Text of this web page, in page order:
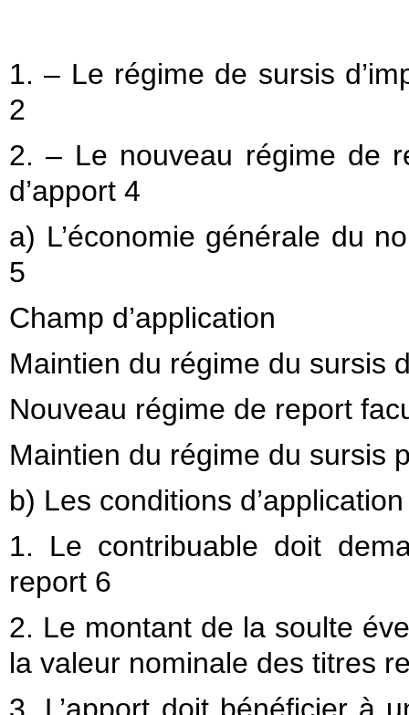
1. – Le régime de sursis
2
2. – Le nouveau régime de
d’apport 4
a) L’économie générale du
5
Champ d’application
Maintien du régime du sursis
Nouveau régime de report
Maintien du régime du sursis
b) Les conditions
1. Le contribuable doit
report 6
2. Le montant de la soulte
la valeur nominale des titres